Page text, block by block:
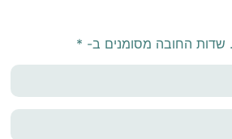
שדות החובה מסומנים ב- *